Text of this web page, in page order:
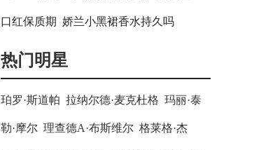
口红保质期 娇兰小黑裙香水持久吗
热门明星
珀罗·斯道帕 拉纳尔德·麦克杜格 玛丽·泰
勒·摩尔 理查德A·布斯维尔 格莱格·杰